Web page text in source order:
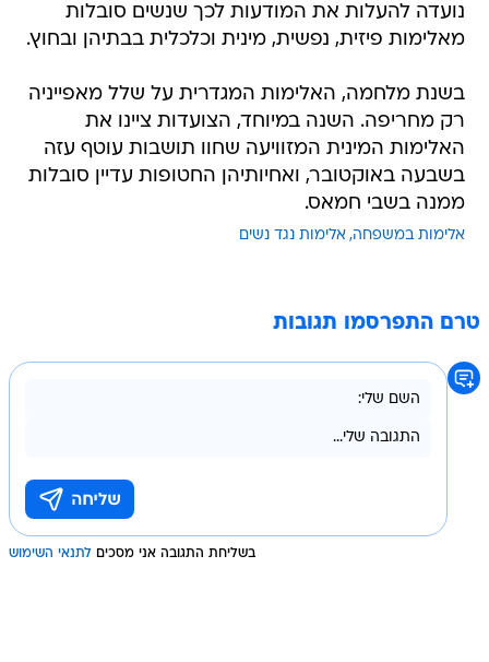
נועדה להעלות את המודעות לכך שנשים סובלות
מאלימות פיזית, נפשית, מינית וכלכלית בבתיהן ובחוץ.
בשנת מלחמה, האלימות המגדרית על שלל מאפייניה
רק מחריפה. השנה במיוחד, הצועדות ציינו את
האלימות המינית המזוויעה שחוו תושבות עוטף עזה
בשבעה באוקטובר, ואחיותיהן החטופות עדיין סובלות
ממנה בשבי חמאס.
אלימות במשפחה אלימות נגד נשים
טרם התפרסמו תגובות
בשליחת התגובה אני מסכים לתנאי השימוש